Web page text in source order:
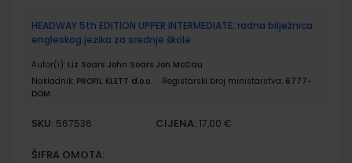
HEADWAY 5th EDITION UPPER INTERMEDIATE; radna bilježnica
engleskog jezika za srednje škole
Autor(i): Liz Soars John Soars Jon McCau
Nakladnik: PROFIL KLETT d.o.o. Registarski broj ministarstva: 6777-
DOM
SKU: 567536 CIJENA: 17,00 €
ŠIFRA OMOTA: